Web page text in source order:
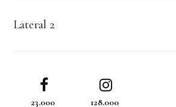
Lateral 2
23.000 128.000